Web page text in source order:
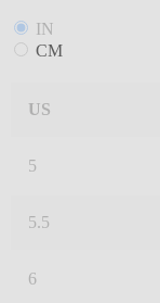
IN
CM
US
5
5.5
6